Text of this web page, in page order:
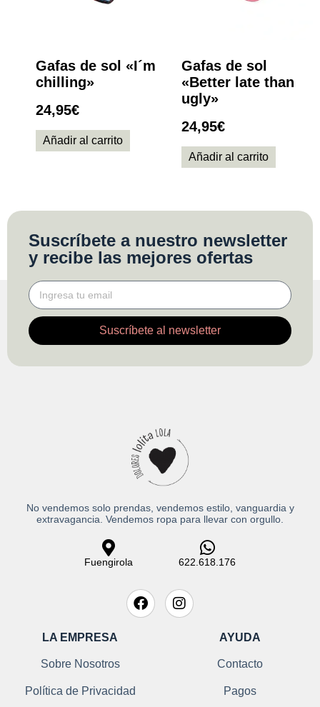
Gafas de sol «I´m
chilling»
24,95€
Añadir al carrito
Gafas de sol
«Better late than
ugly»
24,95€
Añadir al carrito
Suscríbete a nuestro newsletter
y recibe las mejores ofertas
Suscríbete al newsletter
No vendemos solo prendas, vendemos estilo, vanguardia y
extravagancia. Vendemos ropa para llevar con orgullo.
Fuengirola 622.618.176
LA EMPRESA
Sobre Nosotros
Política de Privacidad
AYUDA
Contacto
Pagos